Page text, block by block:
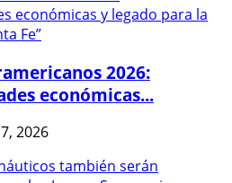
2026:
económicas...
2026